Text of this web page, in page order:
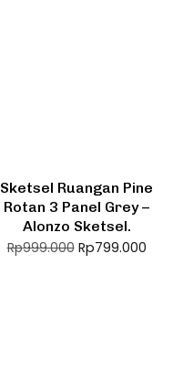
Sketsel Ruangan Pine
Rotan 3 Panel Grey –
Alonzo Sketsel.
Rp999.000 Rp799.000